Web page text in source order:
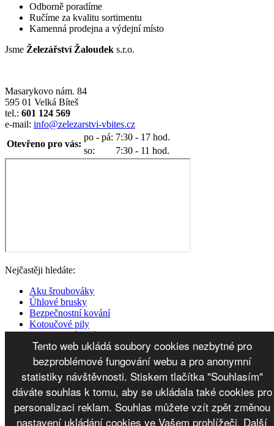
Odborně poradíme
Ručíme za kvalitu sortimentu
Kamenná prodejna a výdejní místo
Jsme Železářství Žaloudek s.r.o.
Masarykovo nám. 84
595 01 Velká Bíteš
tel.: 601 124 569
e-mail: info@zelezarstvi-vbites.cz
Otevřeno pro vás:
po - pá: 7:30 - 17 hod.
so:
7:30 - 11 hod.
Nejčastěji hledáte:
Aku šroubováky
Úhlové brusky
Bezpečnostní kování
Kotoučové pily
Vysokotlaké myčky
Montážní pěny
Bezpečnostní zámky
Elektrické vrtačky
Mapa webu
© Copyright 2026 Železářství Žaloudek s.r.o.
Tento web ukládá soubory cookies nezbytné pro
bezproblémové fungování webu a pro anonymní
statistiky návštěvnosti. Stiskem tlačítka "Souhlasím"
dáváte souhlas k tomu, aby se ukládala také cookies pro
personalizaci reklam. Souhlas můžete vzít zpět změnou
nastavení ukládání cookies ve Vašem prohlížeči. Další